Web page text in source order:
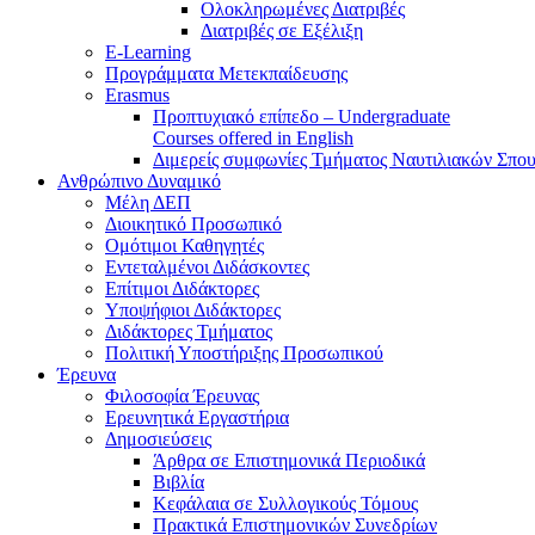
Ολοκληρωμένες Διατριβές
Διατριβές σε Εξέλιξη
E-Learning
Προγράμματα Μετεκπαίδευσης
Erasmus
Προπτυχιακό επίπεδο – Undergraduate
Courses offered in English
Διμερείς συμφωνίες Τμήματος Ναυτιλιακών
Ανθρώπινο Δυναμικό
Μέλη ΔΕΠ
Διοικητικό Προσωπικό
Ομότιμοι Καθηγητές
Εντεταλμένοι Διδάσκοντες
Επίτιμοι Διδάκτορες
Υποψήφιοι Διδάκτορες
Διδάκτορες Τμήματος
Πολιτική Υποστήριξης Προσωπικού
Έρευνα
Φιλοσοφία Έρευνας
Ερευνητικά Εργαστήρια
Δημοσιεύσεις
Άρθρα σε Επιστημονικά Περιοδικά
Βιβλία
Κεφάλαια σε Συλλογικούς Τόμους
Πρακτικά Επιστημονικών Συνεδρίων